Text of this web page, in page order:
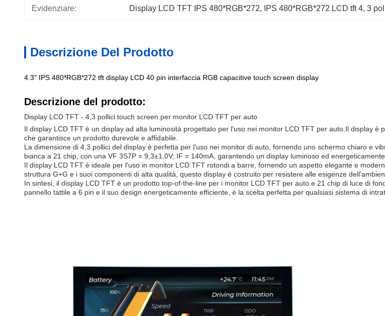
Evidenziare: Display LCD TFT IPS 480*RGB*272, IPS 480*RGB*272 LCD tft 4, 3
Descrizione Del Prodotto
4.3" IPS 480*RGB*272 tft display LCD 40 pin interfaccia RGB capacitive touch screen display
Descrizione del prodotto:
Display LCD TFT - 4,3 pollici touch screen per monitor LCD TFT per auto
Il display LCD TFT è un display ad alta luminosità progettato per l'uso nei monitor LCD TFT per auto.Il display
che garantisce un prodotto durevole e affidabile.
La dimensione di 4,3 pollici del display è perfetta per l'uso nei monitor di auto, fornendo uno schermo chiaro e
bianca a 21 chip, con una VF 3S7P = 9,3±1,0V; IF = 140mA, garantendo un display luminoso ed
Il display LCD TFT è ideale per l'uso in monitor LCD TFT rotondi a barre, fornendo un aspetto elegante e
struttura G+G e i suoi componenti di alta qualità, questo display è costruito per resistere alle esigenze
In sintesi, il display LCD TFT è un prodotto top-of-the-line per i monitor LCD TFT per auto.e 21 chip di luce di
pannello tattile a 6 pin e il suo design energeticamente efficiente, è la scelta perfetta per qualsiasi sistema di